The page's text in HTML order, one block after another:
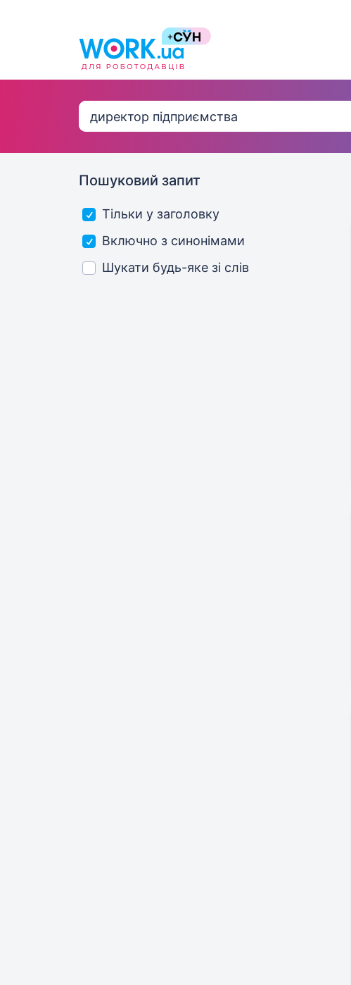
Пошуковий запит
Тільки у заголовку
Включно з синонімами
Шукати будь-яке зі слів